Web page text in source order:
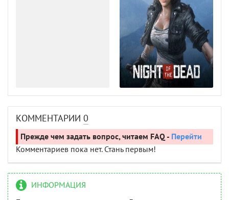
КОММЕНТАРИИ 0
Прежде чем задать вопрос, читаем FAQ - Перейти
Комментариев пока нет. Стань первым!
ИНФОРМАЦИЯ